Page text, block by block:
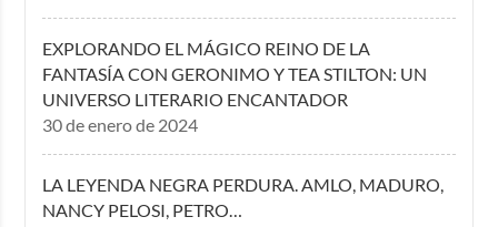
EXPLORANDO EL MÁGICO REINO DE LA
FANTASÍA CON GERONIMO Y TEA STILTON: UN
UNIVERSO LITERARIO ENCANTADOR
30 de enero de 2024
LA LEYENDA NEGRA PERDURA. AMLO, MADURO,
NANCY PELOSI, PETRO…